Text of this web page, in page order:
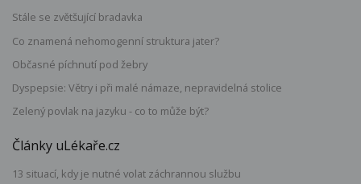
Stále se zvětšující bradavka
Co znamená nehomogenní struktura jater?
Občasné píchnutí pod žebry
Dyspepsie: Větry i při malé námaze, nepravidelná stolice
Zelený povlak na jazyku - co to může být?
Články uLékaře.cz
13 situací, kdy je nutné volat záchrannou službu